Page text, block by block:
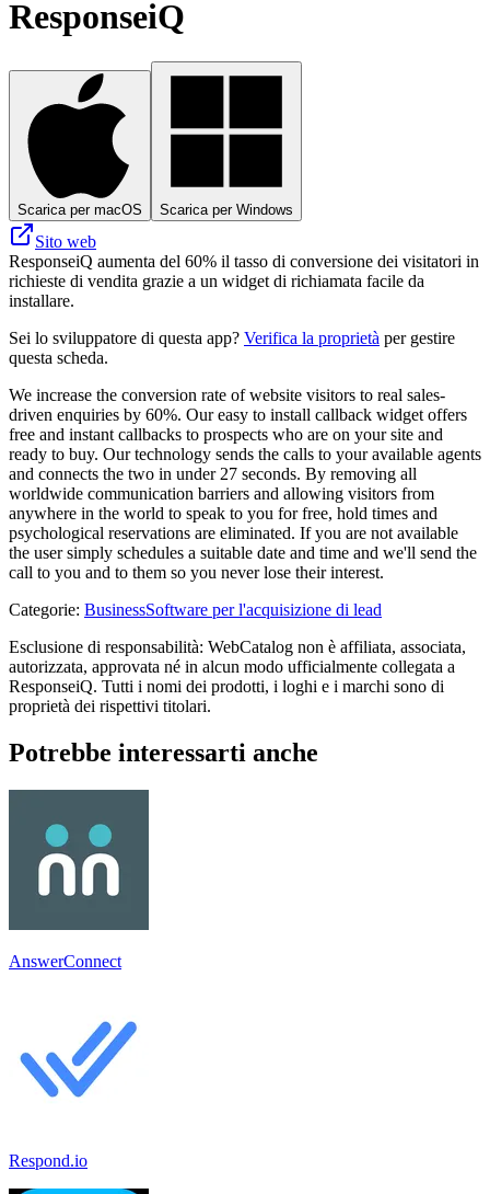
ResponseiQ
Scarica per macOS Scarica per Windows
Sito web
ResponseiQ aumenta del 60% il tasso di conversione dei visitatori in
richieste di vendita grazie a un widget di richiamata facile da
installare.
Sei lo sviluppatore di questa app? Verifica la proprietà per gestire
questa scheda.
We increase the conversion rate of website visitors to real sales-
driven enquiries by 60%. Our easy to install callback widget offers
free and instant callbacks to prospects who are on your site and
ready to buy. Our technology sends the calls to your available agents
and connects the two in under 27 seconds. By removing all
worldwide communication barriers and allowing visitors from
anywhere in the world to speak to you for free, hold times and
psychological reservations are eliminated. If you are not available
the user simply schedules a suitable date and time and we'll send the
call to you and to them so you never lose their interest.
Categorie: BusinessSoftware per l'acquisizione di lead
Esclusione di responsabilità: WebCatalog non è affiliata, associata,
autorizzata, approvata né in alcun modo ufficialmente collegata a
ResponseiQ. Tutti i nomi dei prodotti, i loghi e i marchi sono di
proprietà dei rispettivi titolari.
Potrebbe interessarti anche
AnswerConnect
Respond.io